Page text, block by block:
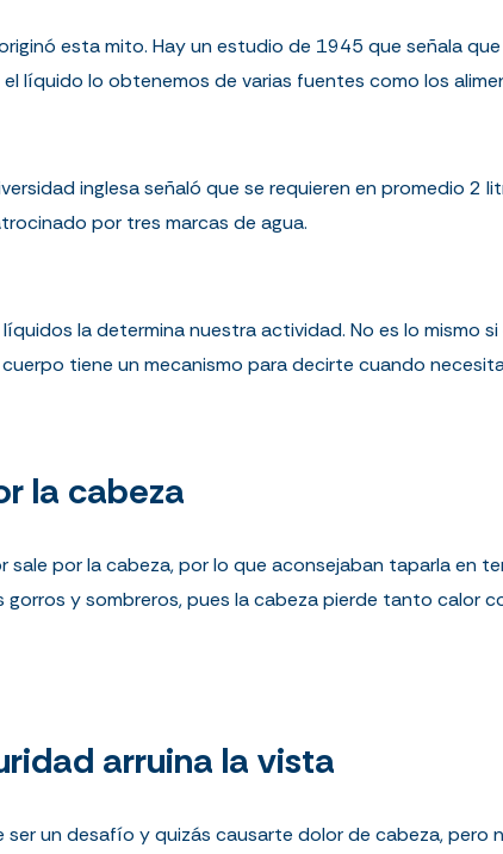
esta mito. Hay un estudio de 1945 que señala
líquido lo obtenemos de varias fuentes como los
inglesa señaló que se requieren en promedio 2
por tres marcas de agua.
la determina nuestra actividad. No es lo mismo
tiene un mecanismo para decirte cuando
la cabeza
sale por la cabeza, por lo que aconsejaban taparla en
gorros y sombreros, pues la cabeza pierde tanto calor
arruina la vista
un desafío y quizás causarte dolor de cabeza, pero